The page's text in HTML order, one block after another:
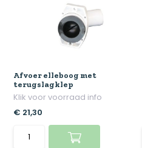
Afvoer elleboog met
terugslagklep
Klik voor voorraad info
€ 21,30